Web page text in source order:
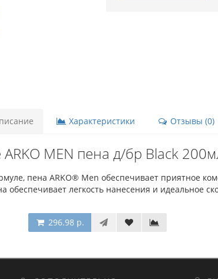
Характеристики Отзывы (0)
MEN пена д/бр Black
пена ARKO® Men обеспечивает приятное
обеспечивает легкость нанесения и идеальное
296.98 р.